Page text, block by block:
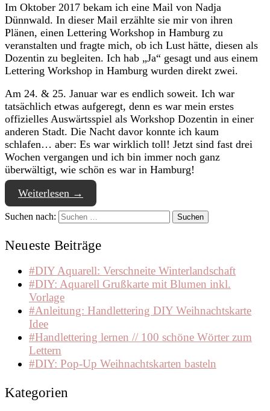
Im Oktober 2017 bekam ich eine Mail von Nadja
Dünnwald. In dieser Mail erzählte sie mir von ihren
Plänen, einen Lettering Workshop in Hamburg zu
veranstalten und fragte mich, ob ich Lust hätte, diesen als
Dozentin zu begleiten. Ich hab „Ja“ gesagt und aus einem
Lettering Workshop in Hamburg wurden direkt zwei.
Am 24. & 25. Januar war es endlich soweit. Ich war
tatsächlich etwas aufgeregt, denn es war mein erstes
offizielles Auswärtsspiel als Workshop Dozentin in einer
anderen Stadt. Die Nacht davor konnte ich kaum
schlafen… aber: Es war wirklich toll! Jetzt sind fast drei
Wochen vergangen und ich bin immer noch ganz
überwältigt, wie schön es war in Hamburg!
Weiterlesen →
Suchen nach:
Neueste Beiträge
#DIY Aquarell: Verschneite Winterlandschaft
#DIY: Aquarell Grußkarte mit Blumen inkl.
Vorlage
#Anleitung: Handlettering DIY Weihnachtskarte
Idee
#Handlettering lernen // 100 schöne Wörter zum
Lettern
#DIY: Pop-Up Weihnachtskarten basteln
Kategorien